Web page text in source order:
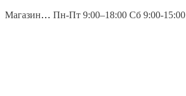
Магазины: Калуга ул. Московская д.113
Пн-Пт 9:00–18:00 Сб 9:00-15:00